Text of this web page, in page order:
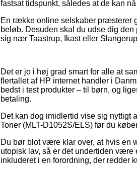
fastsat tidspunkt, således at de kan
En række online selskaber præsterer
beløb. Desuden skal du udse dig
sig nær Taastrup, Ikast eller
Det er jo i høj grad smart for alle at
flertallet af HP internet handler i
bedst i test produkter – til børn, og
betaling.
Det kan dog imidlertid vise sig nyttigt
Toner (MLT-D1052S/ELS) før du
Du bør blot være klar over, at hvis en
utopisk lav, så er det undertiden være
inkluderet i en forordning, der redder